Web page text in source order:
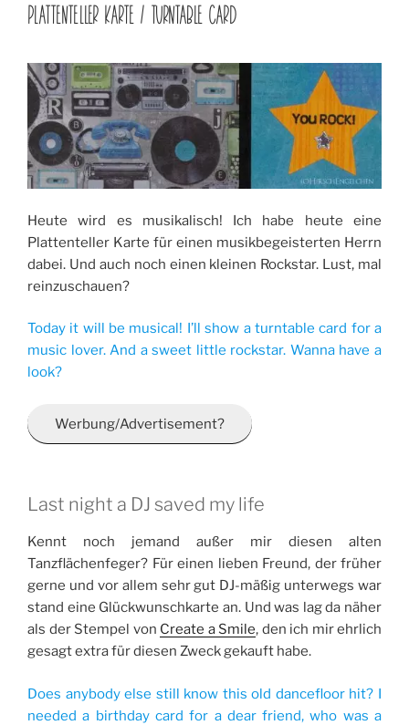
AM
PLATTENTELLER KARTE / TURNTABLE CARD
Heute wird es musikalisch! Ich habe heute eine
Plattenteller Karte für einen musikbegeisterten Herrn
dabei. Und auch noch einen kleinen Rockstar. Lust, mal
reinzuschauen?
Today it will be musical! I’ll show a turntable card for a
music lover. And a sweet little rockstar. Wanna have a
look?
Werbung/Advertisement?
Last night a DJ saved my life
Kennt noch jemand außer mir diesen alten
Tanzflächenfeger? Für einen lieben Freund, der früher
gerne und vor allem sehr gut DJ-mäßig unterwegs war
stand eine Glückwunschkarte an. Und was lag da näher
als der Stempel von Create a Smile, den ich mir ehrlich
gesagt extra für diesen Zweck gekauft habe.
Does anybody else still know this old dancefloor hit? I
needed a birthday card for a dear friend, who was a